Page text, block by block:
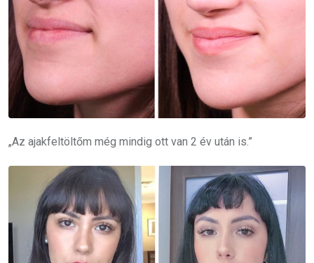
„Az ajakfeltöltőm még mindig ott van 2 év után is.”